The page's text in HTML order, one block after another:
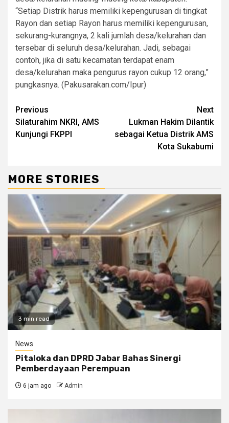
“Setiap Distrik harus memiliki kepengurusan di tingkat
Rayon dan setiap Rayon harus memiliki kepengurusan,
sekurang-kurangnya, 2 kali jumlah desa/kelurahan dan
tersebar di seluruh desa/kelurahan. Jadi, sebagai
contoh, jika di satu kecamatan terdapat enam
desa/kelurahan maka pengurus rayon cukup 12 orang,”
pungkasnya. (Pakusarakan.com/Ipur)
Previous
Silaturahim NKRI, AMS
Kunjungi FKPPI
Next
Lukman Hakim Dilantik
sebagai Ketua Distrik AMS
Kota Sukabumi
MORE STORIES
3 min read
News
Pitaloka dan DPRD Jabar Bahas Sinergi
Pemberdayaan Perempuan
6 jam ago Admin